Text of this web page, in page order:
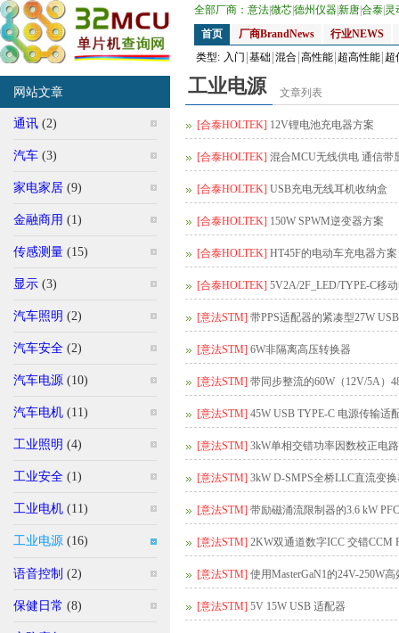
全部厂商： 意法微芯德州仪器新唐合泰 灵
首页
厂商BrandNews
行业NEWS
类型: 入门 基础 混合 高性能 超高性能 超
网站文章
通讯 (2)
汽车 (3)
家电家居 (9)
金融商用 (1)
传感测量 (15)
显示 (3)
汽车照明 (2)
汽车安全 (2)
汽车电源 (10)
汽车电机 (11)
工业照明 (4)
工业安全 (1)
工业电机 (11)
工业电源 (16)
语音控制 (2)
保健日常 (8)
工业电源 文章列表
[合泰HOLTEK] 12V锂电池充电器方案
[合泰HOLTEK] 混合MCU无线供电 通信带
[合泰HOLTEK] USB充电无线耳机收纳盒
[合泰HOLTEK] 150W SPWM逆变器方案
[合泰HOLTEK] HT45F的电动车充电器方案
[合泰HOLTEK] 5V2A/2F_LED/TYPE-C移
[意法STM] 带PPS适配器的紧凑型27W
[意法STM] 6W非隔离高压转换器
[意法STM] 带同步整流的60W（12V/5A）
[意法STM] 45W USB TYPE-C 电源传输适
[意法STM] 3kW单相交错功率因数校正电路
[意法STM] 3kW D-SMPS全桥LLC直流变
[意法STM] 带励磁涌流限制器的3.6 kW
[意法STM] 2KW双通道数字ICC 交错CCM
[意法STM] 使用MasterGaN1的24V-250W
[意法STM] 5V 15W USB 适配器